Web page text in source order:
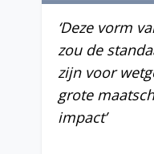
‘Deze vorm
zou de
zijn voor
grote
impact’